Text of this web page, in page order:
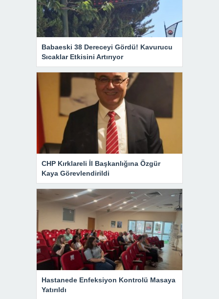
Babaeski 38 Dereceyi Gördü! Kavurucu
Sıcaklar Etkisini Artırıyor
CHP Kırklareli İl Başkanlığına Özgür
Kaya Görevlendirildi
Hastanede Enfeksiyon Kontrolü Masaya
Yatırıldı